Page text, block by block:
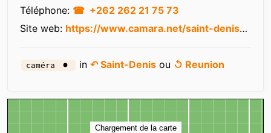
Téléphone:
+262 262 21 75 73
Site web: https://www.camara.net/saint-denis-la-reunion
caméra in↶ Saint-Denis ou ↺ Reunion
Carte
Chargement de la carte